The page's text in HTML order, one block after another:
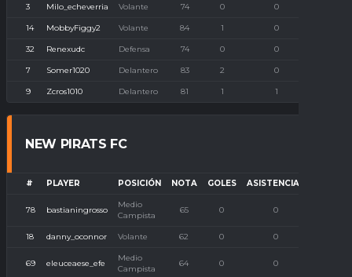
3 Milo_echeverria Volante 74 0 0
14 MobbyFiggy2 Volante 84 1 0
32 Renexudc Defensa 74 0 0
7 Somer1020 Delantero 83 2 0
9 Zcros1010 Delantero 81 1 1
NEW PIRATS FC
# PLAYER POSICIÓN NOTA GOLES ASISTENCIAS
78 bastianingrosso
Medio
Campista
65 0 0
18 danny_oconnor Volante 62 0 0
69 eleuceaese_efe
Medio
Campista
64 0 0